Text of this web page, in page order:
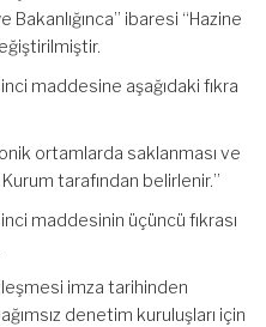
Bakanlığınca” ibaresi “Hazine
maddesine aşağıdaki fıkra
ortamlarda saklanması ve
tarafından belirlenir.”
maddesinin üçüncü fıkrası
imza tarihinden
denetim kuruluşları için